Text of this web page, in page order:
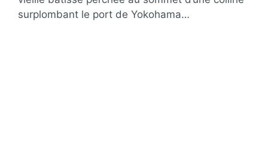
surplombant le port de Yokohama…